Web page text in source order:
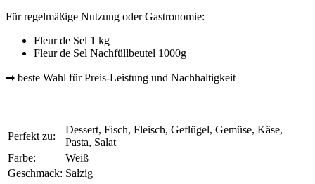
Für regelmäßige Nutzung oder Gastronomie:
Fleur de Sel 1 kg
Fleur de Sel Nachfüllbeutel 1000g
➡ beste Wahl für Preis-Leistung und Nachhaltigkeit
Perfekt zu:
Dessert, Fisch, Fleisch, Geflügel, Gemüse, Käse,
Pasta, Salat
Farbe:
Weiß
Geschmack: Salzig